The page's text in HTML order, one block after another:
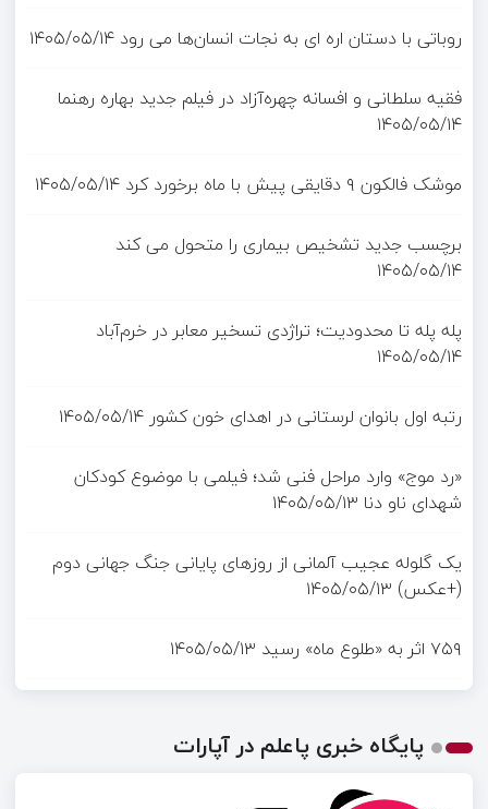
روباتی با دستان اره ای به نجات انسان‌ها می رود ۱۴۰۵/۰۵/۱۴
فقیه سلطانی و افسانه چهره‌آزاد در فیلم جدید بهاره رهنما
۱۴۰۵/۰۵/۱۴
موشک فالکون ۹ دقایقی پیش با ماه برخورد کرد
۱۴۰۵/۰۵/۱۴
برچسب جدید تشخیص بیماری را متحول می کند
۱۴۰۵/۰۵/۱۴
پله پله تا محدودیت؛ تراژدی تسخیر معابر در خرم‌آباد
۱۴۰۵/۰۵/۱۴
رتبه اول بانوان لرستانی در اهدای خون کشور ۱۴۰۵/۰۵/۱۴
«رد موج» وارد مراحل فنی شد؛ فیلمی با موضوع کودکان
شهدای ناو دنا ۱۴۰۵/۰۵/۱۳
یک گلوله عجیب آلمانی از روزهای پایانی جنگ جهانی دوم
(+عکس) ۱۴۰۵/۰۵/۱۳
۷۵۹ اثر به «طلوع ماه» رسید
۱۴۰۵/۰۵/۱۳
پایگاه خبری پاعلم در آپارات